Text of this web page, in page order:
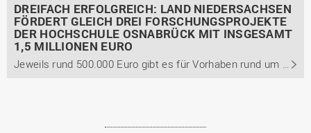
DREIFACH ERFOLGREICH: LAND NIEDERSACHSEN
FÖRDERT GLEICH DREI FORSCHUNGSPROJEKTE
DER HOCHSCHULE OSNABRÜCK MIT INSGESAMT
1,5 MILLIONEN EURO
Jeweils rund 500.000 Euro gibt es für Vorhaben rund um die Themen Kindeswohlgefährdung und KI, nachhaltige Materialien beim Gemüseanbau ohne Erde sowie robotergesteuerte Analyse von Blumenkohl und Mais